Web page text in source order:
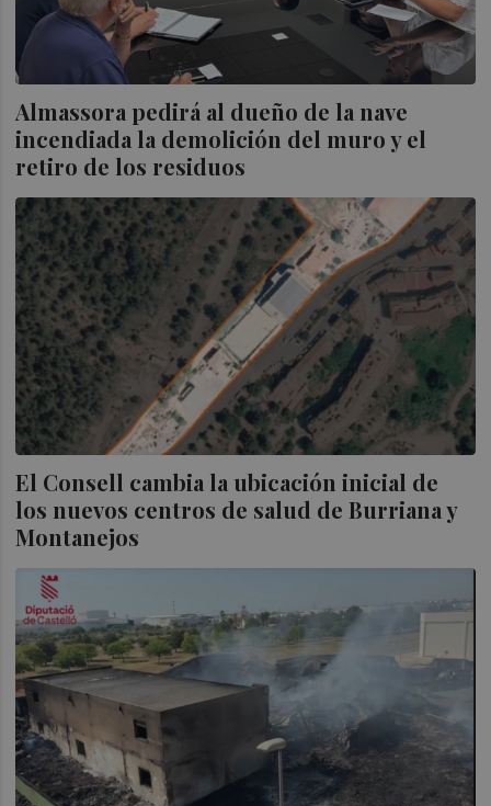
Almassora pedirá al dueño de la nave
incendiada la demolición del muro y el
retiro de los residuos
El Consell cambia la ubicación inicial de
los nuevos centros de salud de Burriana y
Montanejos